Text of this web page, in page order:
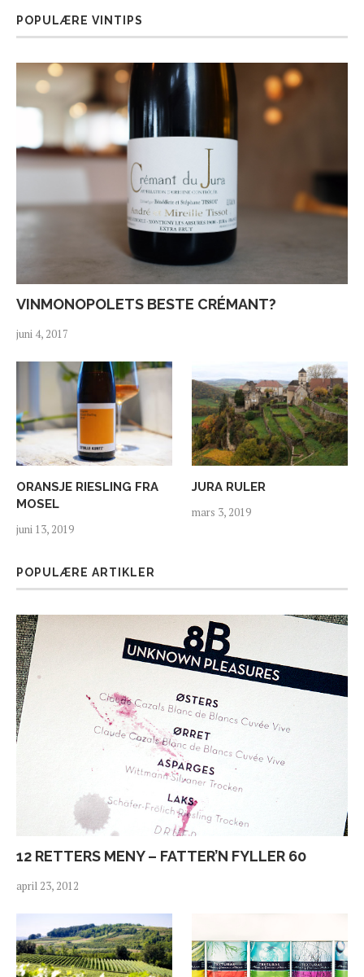
POPULÆRE VINTIPS
VINMONOPOLETS BESTE CRÉMANT?
juni 4, 2017
ORANSJE RIESLING FRA
MOSEL
juni 13, 2019
JURA RULER
mars 3, 2019
POPULÆRE ARTIKLER
12 RETTERS MENY – FATTER’N FYLLER 60
april 23, 2012